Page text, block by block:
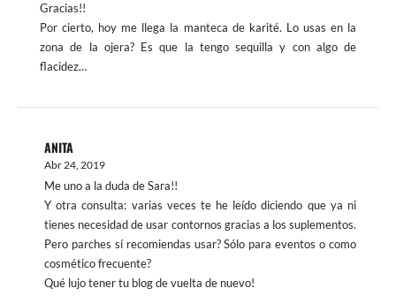
Gracias!!
Por cierto, hoy me llega la manteca de karité. Lo usas en la
zona de la ojera? Es que la tengo sequilla y con algo de
flacidez…
ANITA
Abr 24, 2019
Me uno a la duda de Sara!!
Y otra consulta: varias veces te he leído diciendo que ya ni
tienes necesidad de usar contornos gracias a los suplementos.
Pero parches sí recomiendas usar? Sólo para eventos o como
cosmético frecuente?
Qué lujo tener tu blog de vuelta de nuevo!